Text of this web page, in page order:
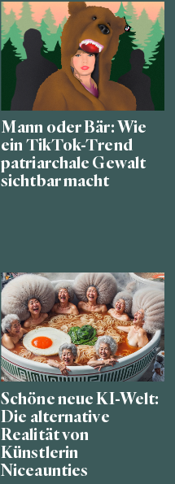
Mann oder Bär: Wie
ein TikTok-Trend
patriarchale Gewalt
sichtbar macht
Schöne neue KI-Welt:
Die alternative
Realität von
Künstlerin
Niceaunties